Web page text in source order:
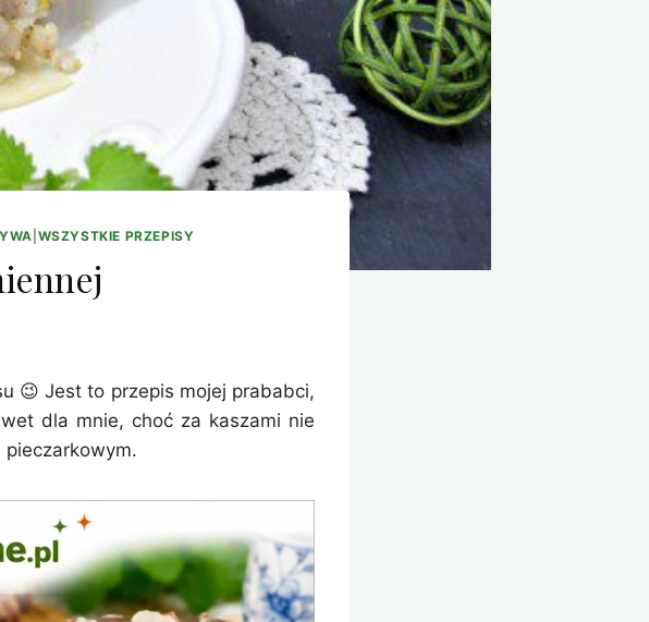
WSZYSTKIE PRZEPISY
😉 Jest to przepis mojej prababci,
dla mnie, choć za kaszami nie